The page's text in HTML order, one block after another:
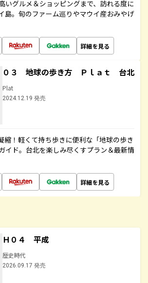
いグルメ＆ショッピングまで、訪れる度に
島。旬のファーム巡りやマウイ産おみやげ
詳細を見る
０３ 地球の歩き方 Ｐｌａｔ 台北
Plat
2024.12.19 発売
縮！軽くて持ち歩きに便利な「地球の歩き
イド。台北を楽しみ尽くすプラン＆最新情
詳細を見る
Ｈ０４ 平成
歴史時代
2026.09.17 発売